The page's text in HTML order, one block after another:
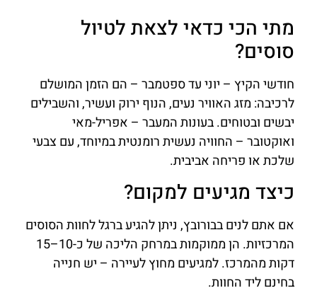
מתי הכי כדאי לצאת לטיול
סוסים?
חודשי הקיץ – יוני עד ספטמבר – הם הזמן המושלם
לרכיבה: מזג האוויר נעים, הנוף ירוק ועשיר, והשבילים
יבשים ובטוחים. בעונות המעבר – אפריל-מאי
ואוקטובר – החוויה נעשית רומנטית במיוחד, עם צבעי
שלכת או פריחה אביבית.
כיצד מגיעים למקום?
אם אתם לנים בבורובץ, ניתן להגיע ברגל לחוות הסוסים
המרכזיות. הן ממוקמות במרחק הליכה של כ-10–15
דקות מהמרכז. למגיעים מחוץ לעיירה – יש חנייה
בחינם ליד החוות.